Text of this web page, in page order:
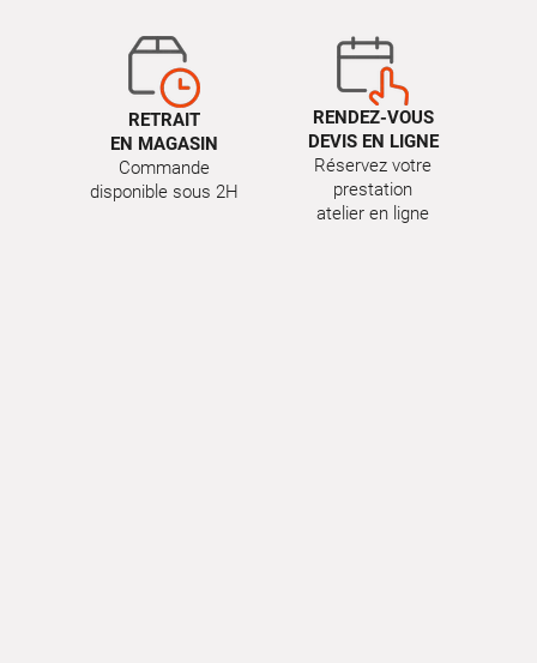
RETRAIT
EN MAGASIN
Commande
disponible sous 2H
RENDEZ-VOUS
DEVIS EN LIGNE
Réservez votre
prestation
atelier en ligne